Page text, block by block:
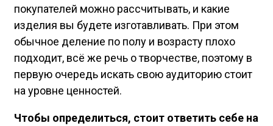
покупателей можно рассчитывать, и какие
изделия вы будете изготавливать. При этом
обычное деление по полу и возрасту плохо
подходит, всё же речь о творчестве, поэтому в
первую очередь искать свою аудиторию стоит
на уровне ценностей.
Чтобы определиться, стоит ответить себе на